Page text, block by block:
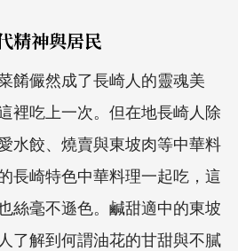
精神與居民
餚儼然成了長崎人的靈魂美
裡吃上一次。但在地長崎人除
水餃、燒賣與東坡肉等中華料
長崎特色中華料理一起吃，這
絲毫不遜色。鹹甜適中的東坡
了解到何謂油花的甘甜與不膩